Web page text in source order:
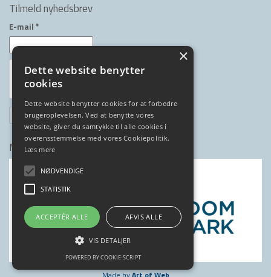
Tilmeld nyhedsbrev
E-mail *
Medlem af
Made byArt of Web
Dette website benytter
cookies
Dette website benytter cookies for at forbedre
brugeroplevelsen. Ved at benytte vores
website, giver du samtykke til alle cookies i
overensstemmelse med vores Cookiepolitik.
Læs mere
NØDVENDIGE
STATISTIK
ACCEPTÉR ALLE AFVIS ALLE
VIS DETALJER
POWERED BY COOKIE-SCRIPT
×